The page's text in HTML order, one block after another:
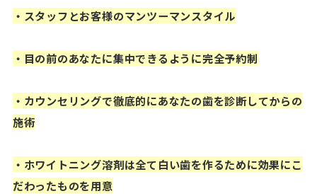
・スタッフとお客様のマンツーマンスタイル
・目の前のあなたに集中できるように完全予約制
・カウンセリングで徹底的にあなたの歯を診断してからの
施術
・ホワイトニング溶剤は全て白い歯を作るために効果にこ
だわったものを用意